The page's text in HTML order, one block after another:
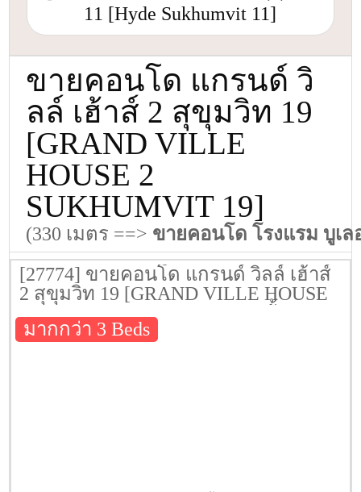
11 [Hyde Sukhumvit 11]
ขายคอนโด แกรนด์ วิ
ลล์ เฮ้าส์ 2 สุขุมวิท 19
[GRAND VILLE
HOUSE 2
SUKHUMVIT 19]
(330 เมตร ==> ขายคอนโด โรงแรม บูเ
[27774] ขายคอนโด แกรนด์ วิลล์ เฮ้าส์
2 สุขุมวิท 19 [GRAND VILLE HOUSE
2 SUKHUMVIT 19] 276 ตรม. ชั้น 12A
มากกว่า 3 Beds